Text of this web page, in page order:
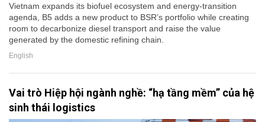
Vietnam expands its biofuel ecosystem and energy-transition
agenda, B5 adds a new product to BSR’s portfolio while creating
room to decarbonize diesel transport and raise the value
generated by the domestic refining chain.
English
Vai trò Hiệp hội ngành nghề: “hạ tầng mềm” của hệ
sinh thái logistics